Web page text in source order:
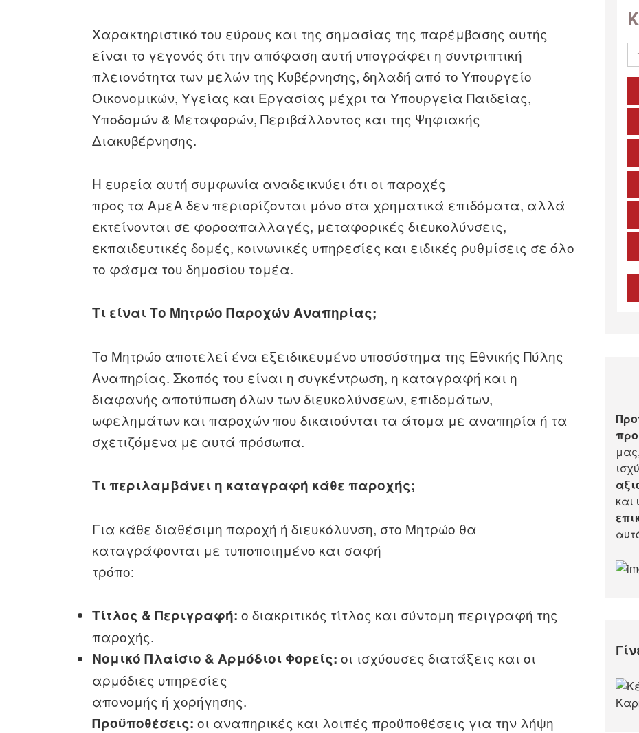
Χαρακτηριστικό του εύρους και της σημασίας της παρέμβασης αυτής
είναι το γεγονός ότι την απόφαση αυτή υπογράφει η συντριπτική
πλειονότητα των μελών της Κυβέρνησης, δηλαδή από το Υπουργείο
Οικονομικών, Υγείας και Εργασίας μέχρι τα Υπουργεία Παιδείας,
Υποδομών & Μεταφορών, Περιβάλλοντος και της Ψηφιακής
Διακυβέρνησης.
Η ευρεία αυτή συμφωνία αναδεικνύει ότι οι παροχές
προς τα ΑμεΑ δεν περιορίζονται μόνο στα χρηματικά επιδόματα, αλλά
εκτείνονται σε φοροαπαλλαγές, μεταφορικές διευκολύνσεις,
εκπαιδευτικές δομές, κοινωνικές υπηρεσίες και ειδικές ρυθμίσεις σε όλο
το φάσμα του δημοσίου τομέα.
Τι είναι Το Μητρώο Παροχών Αναπηρίας;
Το Μητρώο αποτελεί ένα εξειδικευμένο υποσύστημα της Εθνικής Πύλης
Αναπηρίας. Σκοπός του είναι η συγκέντρωση, η καταγραφή και η
διαφανής αποτύπωση όλων των διευκολύνσεων, επιδομάτων,
ωφελημάτων και παροχών που δικαιούνται τα άτομα με αναπηρία ή τα
σχετιζόμενα με αυτά πρόσωπα.
Τι περιλαμβάνει η καταγραφή κάθε παροχής;
Για κάθε διαθέσιμη παροχή ή διευκόλυνση, στο Μητρώο θα
καταγράφονται με τυποποιημένο και σαφή
τρόπο:
Τίτλος & Περιγραφή: ο διακριτικός τίτλος και σύντομη περιγραφή της
παροχής.
Νομικό Πλαίσιο & Αρμόδιοι Φορείς: οι ισχύουσες διατάξεις και οι
αρμόδιες υπηρεσίες
απονομής ή χορήγησης.
Προϋποθέσεις: οι αναπηρικές και λοιπές προϋποθέσεις για την λήψη
και